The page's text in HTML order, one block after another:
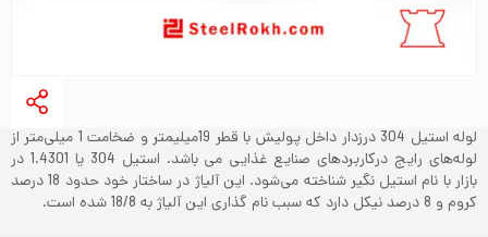
لوله استیل 304 درزدار داخل پولیش با قطر 19میلیمتر و ضخامت 1 میلی‌متر از
لوله‌های رایج درکاربردهای صنایع غذایی می باشد. استیل 304 یا 1.4301 در
بازار با نام استیل نگیر شناخته می‌شود. این آلیاژ در ساختار خود حدود 18 درصد
کروم و 8 درصد نیکل دارد که سبب نام گذاری این آلیاژ به 18/8 شده است.